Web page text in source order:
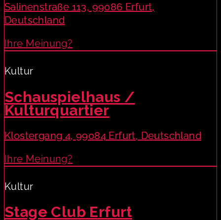
Salinenstraße 113, 99086 Erfurt,
Deutschland
Ihre Meinung?
Kultur
Schauspielhaus /
Kulturquartier
Klostergang 4, 99084 Erfurt, Deutschland
Ihre Meinung?
Kultur
Stage Club Erfurt